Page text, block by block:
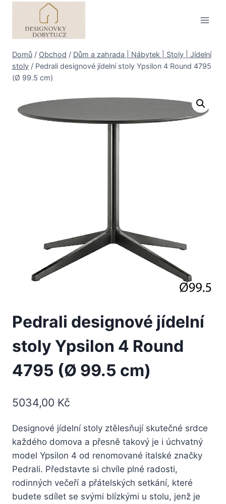
Domů / Obchod / Dům a zahrada | Nábytek | Stoly | Jídelní
stoly / Pedrali designové jídelní stoly Ypsilon 4 Round 4795
(Ø 99.5 cm)
Pedrali designové jídelní
stoly Ypsilon 4 Round
4795 (Ø 99.5 cm)
5034,00 Kč
Designové jídelní stoly ztělesňují skutečné srdce
každého domova a přesně takový je i úchvatný
model Ypsilon 4 od renomované italské značky
Pedrali. Představte si chvíle plné radosti,
rodinných večeří a přátelských setkání, které
budete sdílet se svými blízkými u stolu, jenž je